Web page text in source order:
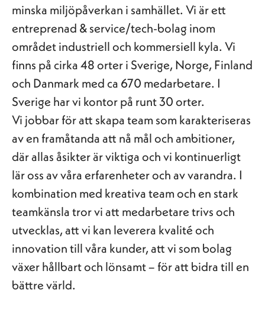
minska miljöpåverkan i samhället. Vi är ett
entreprenad & service/tech-bolag inom
området industriell och kommersiell kyla. Vi
finns på cirka 48 orter i Sverige, Norge, Finland
och Danmark med ca 670 medarbetare. I
Sverige har vi kontor på runt 30 orter.
Vi jobbar för att skapa team som karakteriseras
av en framåtanda att nå mål och ambitioner,
där allas åsikter är viktiga och vi kontinuerligt
lär oss av våra erfarenheter och av varandra. I
kombination med kreativa team och en stark
teamkänsla tror vi att medarbetare trivs och
utvecklas, att vi kan leverera kvalité och
innovation till våra kunder, att vi som bolag
växer hållbart och lönsamt – för att bidra till en
bättre värld.